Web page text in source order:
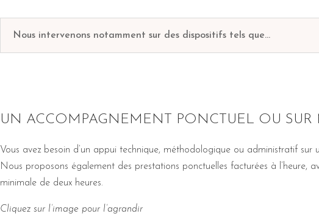
Nous intervenons notamment sur des dispositifs tels que...
UN ACCOMPAGNEMENT PONCTUEL OU SUR
Vous avez besoin d’un appui technique, méthodologique ou administratif sur
Nous proposons également des prestations ponctuelles facturées à l’heure,
minimale de deux heures.
Cliquez sur l’image pour l’agrandir